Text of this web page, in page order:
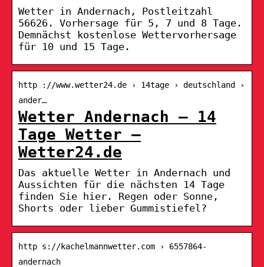
Wetter in Andernach, Postleitzahl
56626. Vorhersage für 5, 7 und 8 Tage.
Demnächst kostenlose Wettervorhersage
für 10 und 15 Tage.
http ://www.wetter24.de › 14tage › deutschland ›
ander…
Wetter Andernach – 14
Tage Wetter –
Wetter24.de
Das aktuelle Wetter in Andernach und
Aussichten für die nächsten 14 Tage
finden Sie hier. Regen oder Sonne,
Shorts oder lieber Gummistiefel?
http s://kachelmannwetter.com › 6557864-
andernach